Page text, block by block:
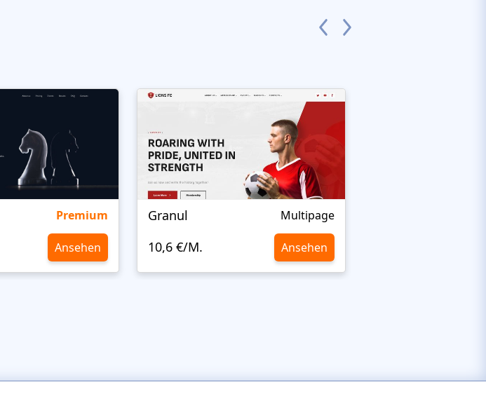
Premium
Ansehen
Granul Multipage
10,6 €/M. Ansehen